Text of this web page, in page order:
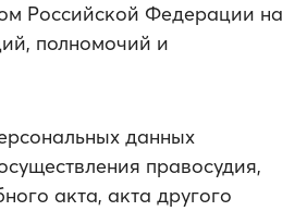
Российской Федерации на
полномочий и
данных
правосудия,
акта, акта другого